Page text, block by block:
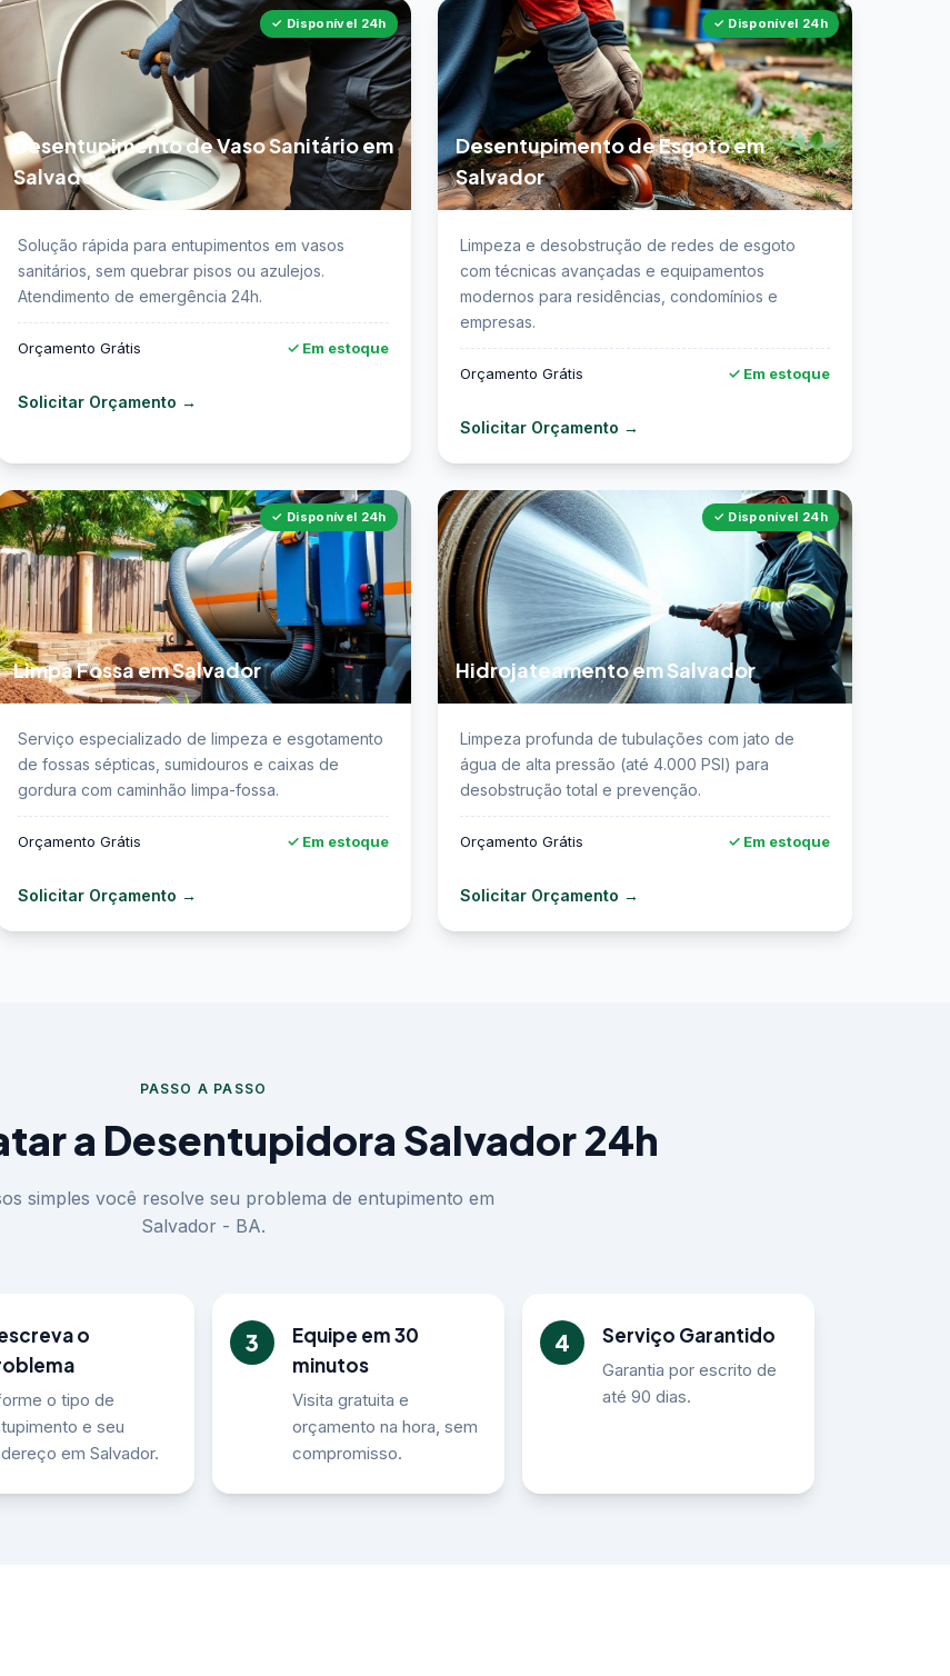
Desentupimento de Vaso Sanitário em
Salvador
sanitário em Salvador →
✓ Disponível 24h
Solução rápida para entupimentos em vasos
sanitários, sem quebrar pisos ou azulejos.
Atendimento de emergência 24h.
Orçamento Grátis ✓ Em estoque
Solicitar Orçamento →
Desentupimento de Esgoto em
Salvador
em Salvador →
✓ Disponível 24h
Limpeza e desobstrução de redes de esgoto
com técnicas avançadas e equipamentos
modernos para residências, condomínios e
empresas.
Orçamento Grátis ✓ Em estoque
Solicitar Orçamento →
Limpa Fossa em Salvador
✓ Disponível 24h
Serviço especializado de limpeza e esgotamento
de fossas sépticas, sumidouros e caixas de
gordura com caminhão limpa-fossa.
Orçamento Grátis ✓ Em estoque
Solicitar Orçamento →
Hidrojateamento em Salvador
tubulações em Salvador →
✓ Disponível 24h
Limpeza profunda de tubulações com jato de
água de alta pressão (até 4.000 PSI) para
desobstrução total e prevenção.
Orçamento Grátis ✓ Em estoque
Solicitar Orçamento →
PASSO A PASSO
a Desentupidora Salvador 24h
simples você resolve seu problema de entupimento em
Salvador - BA.
o
o tipo de
e seu
em Salvador.
3
Equipe em 30
minutos
Visita gratuita e
orçamento na hora, sem
compromisso.
4 Serviço Garantido
Garantia por escrito de
até 90 dias.